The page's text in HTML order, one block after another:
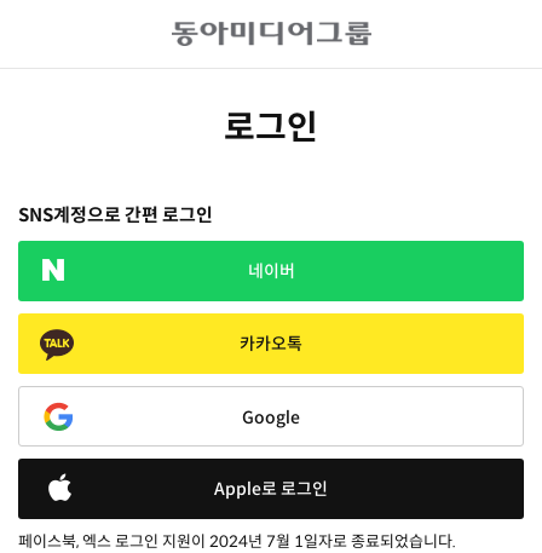
로그인
SNS계정으로 간편 로그인
네이버
카카오톡
Google
Apple로 로그인
페이스북, 엑스 로그인 지원이 2024년 7월 1일자로 종료되었습니다.